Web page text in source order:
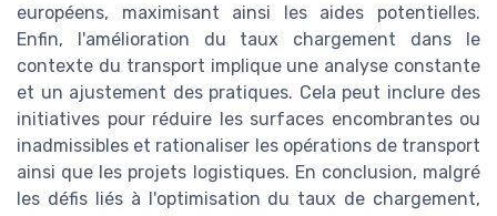
européens, maximisant ainsi les aides potentielles.
Enfin, l'amélioration du taux chargement dans le
contexte du transport implique une analyse constante
et un ajustement des pratiques. Cela peut inclure des
initiatives pour réduire les surfaces encombrantes ou
inadmissibles et rationaliser les opérations de transport
ainsi que les projets logistiques. En conclusion, malgré
les défis liés à l'optimisation du taux de chargement,